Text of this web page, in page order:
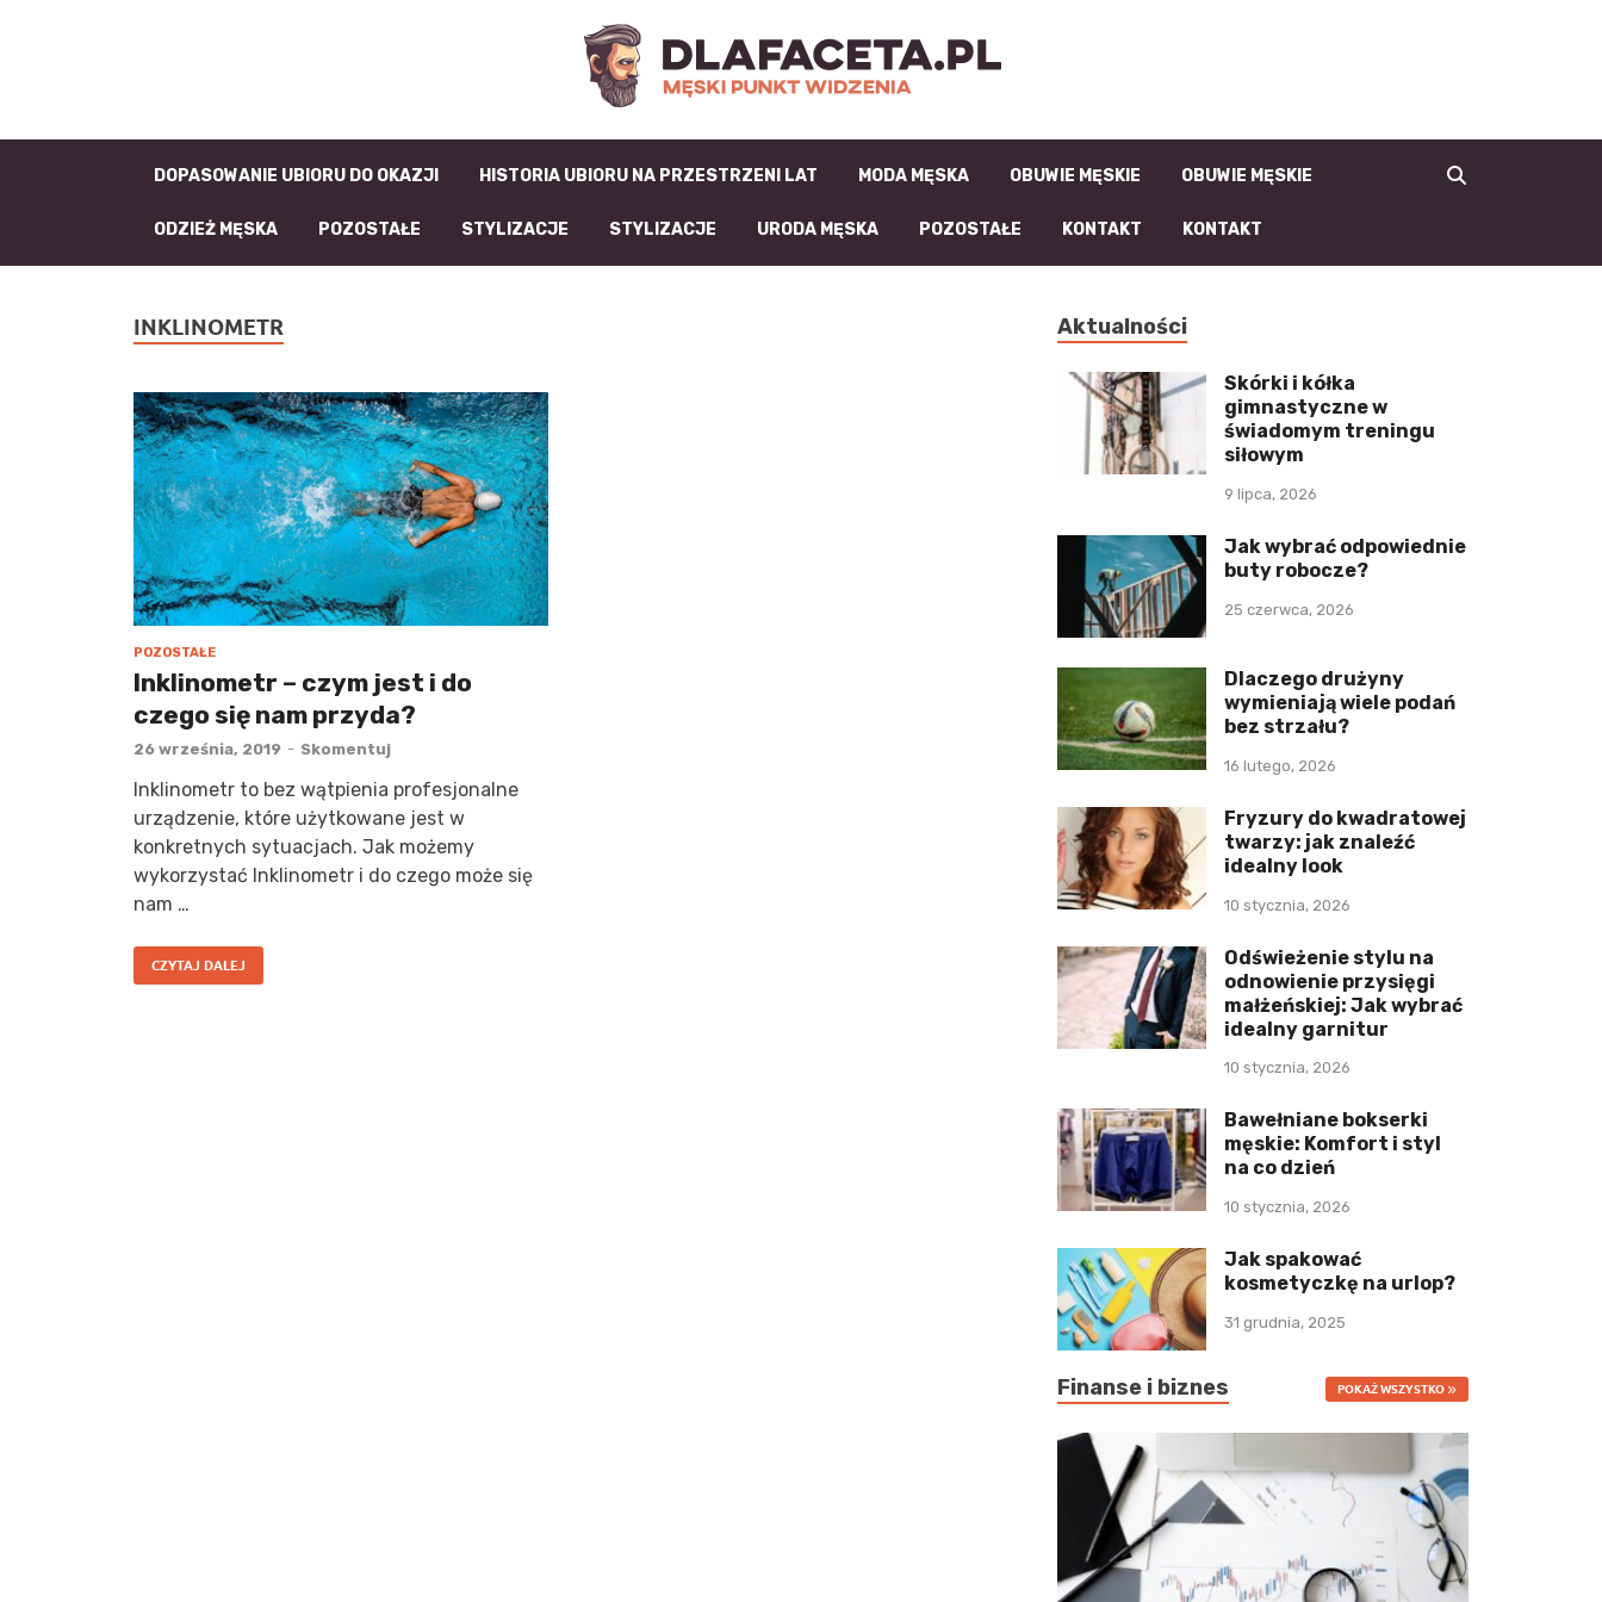
blog, moda męska i
męski styl
DOPASOWANIE UBIORU DO OKAZJI HISTORIA UBIORU NA PRZESTRZENI LAT MODA MĘSKA OBUWIE MĘSKIE OBUWIE MĘSKIE
ODZIEŻ MĘSKA POZOSTAŁE STYLIZACJE STYLIZACJE URODA MĘSKA POZOSTAŁE KONTAKT KONTAKT
INKLINOMETR
POZOSTAŁE
Inklinometr – czym jest i do
czego się nam przyda?
26 września, 2019 - Skomentuj
Inklinometr to bez wątpienia profesjonalne
urządzenie, które użytkowane jest w
konkretnych sytuacjach. Jak możemy
wykorzystać Inklinometr i do czego może się
nam …
CZYTAJ DALEJ
Aktualności
Skórki i kółka
gimnastyczne w
świadomym treningu
siłowym
9 lipca, 2026
Jak wybrać odpowiednie
buty robocze?
25 czerwca, 2026
Dlaczego drużyny
wymieniają wiele podań
bez strzału?
16 lutego, 2026
Fryzury do kwadratowej
twarzy: jak znaleźć
idealny look
10 stycznia, 2026
Odświeżenie stylu na
odnowienie przysięgi
małżeńskiej: Jak wybrać
idealny garnitur
10 stycznia, 2026
Bawełniane bokserki
męskie: Komfort i styl
na co dzień
10 stycznia, 2026
Jak spakować
kosmetyczkę na urlop?
31 grudnia, 2025
Finanse i biznes POKAŻ WSZYSTKO